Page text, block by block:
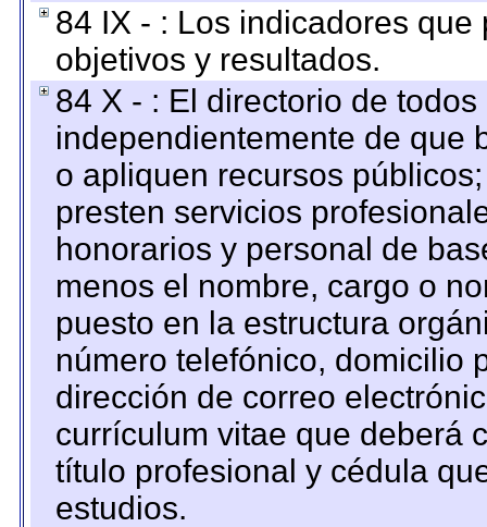
84 IX - : Los indicadores
objetivos y resultados.
84 X - : El directorio de
independientemente de que
o apliquen recursos
presten servicios
honorarios y personal de
menos el nombre, cargo o
puesto en la estructura
número telefónico, domicilio
dirección de correo
currículum vitae que deberá
título profesional y cédula
estudios.